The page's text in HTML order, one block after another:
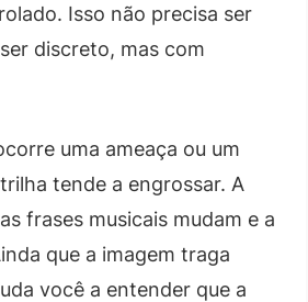
Isso não precisa ser
discreto, mas com
uma ameaça ou um
tende a engrossar. A
frases musicais mudam e a
que a imagem traga
você a entender que a